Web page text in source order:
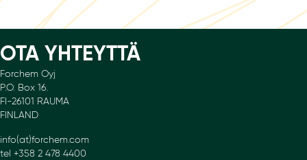
OTA YHTEYTTÄ
Forchem Oyj
P.O. Box 16.
FI-26101 RAUMA
FINLAND
info(at)forchem.com
tel +358 2 478 4400